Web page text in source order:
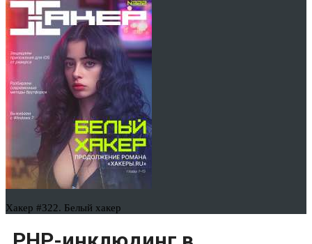
Хакер #322. Белый хакер